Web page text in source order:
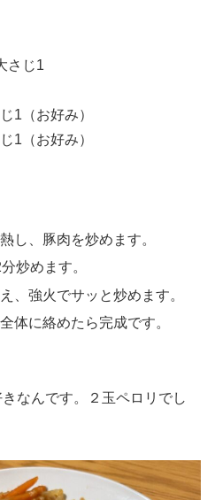
さじ1
1（お好み）
1（お好み）
し、豚肉を炒めます。
炒めます。
、強火でサッと炒めます。
体に絡めたら完成です。
なんです。２玉ペロリでし